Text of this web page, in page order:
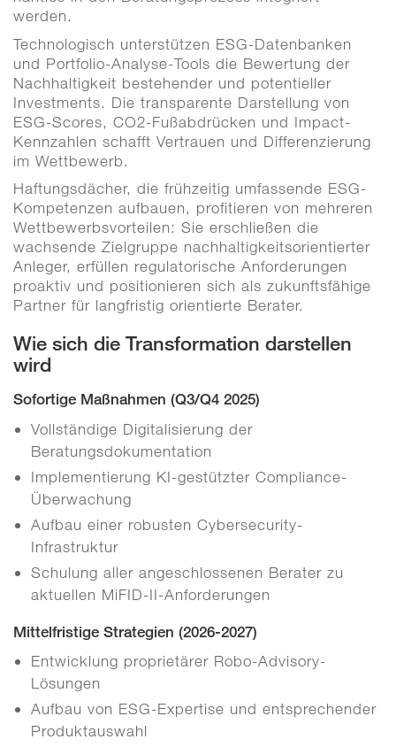
werden.
Technologisch unterstützen ESG-Datenbanken
und Portfolio-Analyse-Tools die Bewertung der
Nachhaltigkeit bestehender und potentieller
Investments. Die transparente Darstellung von
ESG-Scores, CO2-Fußabdrücken und Impact-
Kennzahlen schafft Vertrauen und Differenzierung
im Wettbewerb.
Haftungsdächer, die frühzeitig umfassende ESG-
Kompetenzen aufbauen, profitieren von mehreren
Wettbewerbsvorteilen: Sie erschließen die
wachsende Zielgruppe nachhaltigkeitsorientierter
Anleger, erfüllen regulatorische Anforderungen
proaktiv und positionieren sich als zukunftsfähige
Partner für langfristig orientierte Berater.
Wie sich die Transformation darstellen
wird
Sofortige Maßnahmen (Q3/Q4 2025)
Vollständige Digitalisierung der
Beratungsdokumentation
Implementierung KI-gestützter Compliance-
Überwachung
Aufbau einer robusten Cybersecurity-
Infrastruktur
Schulung aller angeschlossenen Berater zu
aktuellen MiFID-II-Anforderungen
Mittelfristige Strategien (2026-2027)
Entwicklung proprietärer Robo-Advisory-
Lösungen
Aufbau von ESG-Expertise und entsprechender
Produktauswahl